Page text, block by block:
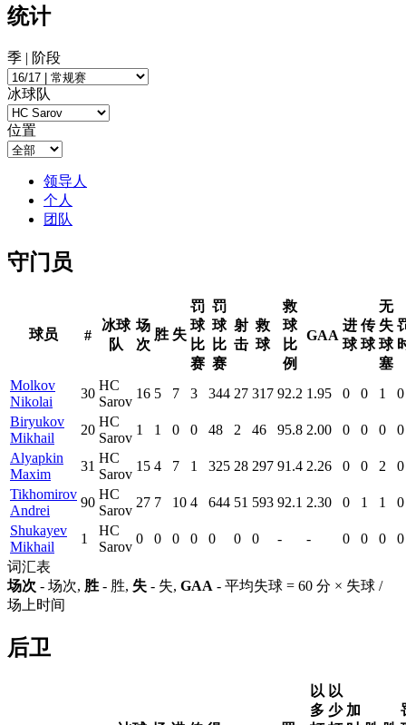
统计
季 | 阶段
冰球队
位置
领导人
个人
团队
守门员
球员 #
冰球
队
场
次
胜 失
罚
球
比
赛
罚
球
比
赛
射
击
救
球
救
球
比
例
GAA
进
球
传
球
无
失
球
塞
Molkov
Nikolai
30
HC
Sarov
16 5 7 3 344 27 317 92.2 1.95 0 0 1
0
Biryukov
Mikhail
20
HC
Sarov
1 1 0 0 48 2 46 95.8 2.00 0 0 0
0
Alyapkin
Maxim
31
HC
Sarov
15 4 7 1 325 28 297 91.4 2.26 0 0 2
0
Tikhomirov
Andrei
90
HC
Sarov
27 7 10 4 644 51 593 92.1 2.30 0 1 1
0
Shukayev
Mikhail
1
HC
Sarov
0 0 0 0 0 0 0 - - 0 0 0
0
词汇表
场次 - 场次, 胜 - 胜, 失 - 失, GAA - 平均失球 = 60 分 × 失球 /
场上时间
后卫
以
多
以
少 加